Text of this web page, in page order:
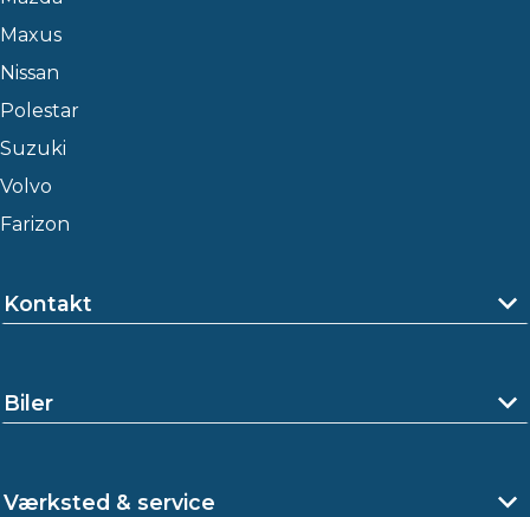
Maxus
Nissan
Polestar
Suzuki
Volvo
Farizon
Kontakt
Biler
Værksted & service